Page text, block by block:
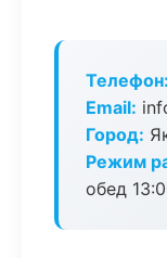
Телефон:
Email:
Город:
Режим
обед